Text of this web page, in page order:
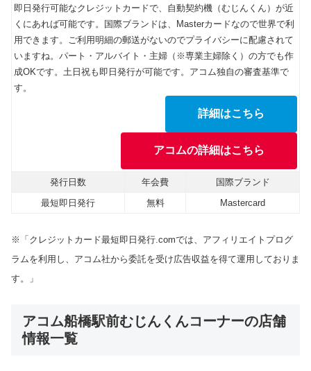
即日発行可能なクレジットカードで、自動契約機（むじんくん）が近
くにあれば可能です。国際ブランドは、Masterカードなので世界で利
用できます。ご利用明細の郵送がないのでプライバシーに配慮されて
いますね。パート・アルバイト・主婦（※専業主婦除く）の方でも作
成OKです。土日祝も即日発行が可能です。アコム独自の審査基準で
す。
詳細はこちら
アコムの詳細はこちら
発行日数 年会費
国際ブランド
最短即日発行
無料 Mastercard
※「クレジットカード最短即日発行.comでは、アフィリエイトプログ
ラムを利用し、アコム社から委託を受け広告収益を得て運用しておりま
す。」
アコム船橋駅前むじんくんコーナーの店舗
情報一覧